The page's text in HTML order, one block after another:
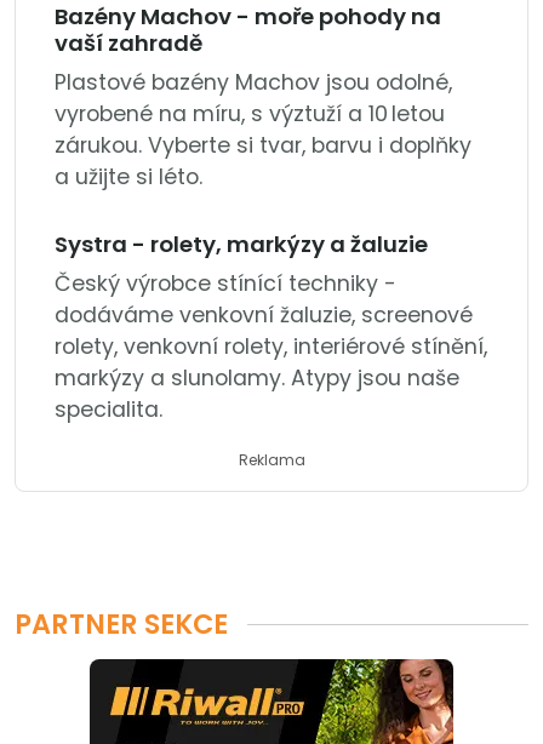
Bazény Machov - moře pohody na
vaší zahradě
Plastové bazény Machov jsou odolné,
vyrobené na míru, s výztuží a 10 letou
zárukou. Vyberte si tvar, barvu i doplňky
a užijte si léto.
Systra - rolety, markýzy a žaluzie
Český výrobce stínící techniky -
dodáváme venkovní žaluzie, screenové
rolety, venkovní rolety, interiérové stínění,
markýzy a slunolamy. Atypy jsou naše
specialita.
Reklama
PARTNER SEKCE